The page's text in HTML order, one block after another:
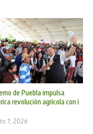
de Puebla impulsa
revolución agrícola con i
7, 2026